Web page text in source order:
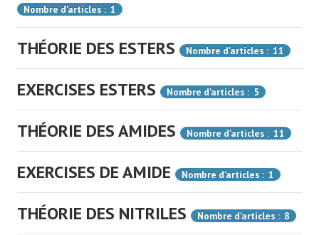
Nombre d'articles : 1
THÉORIE DES ESTERS Nombre d'articles : 11
EXERCISES ESTERS Nombre d'articles : 5
THÉORIE DES AMIDES Nombre d'articles : 11
EXERCISES DE AMIDE Nombre d'articles : 1
THÉORIE DES NITRILES Nombre d'articles : 8